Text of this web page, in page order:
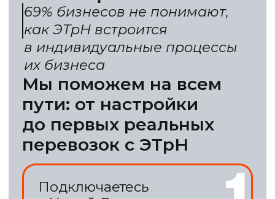
Экономия до 72%
Специальное предложение
за счет раннего подключения
Опыт рынка
Вручим полный список рисков
и рекомендаций от 350+
руководителей в логистике